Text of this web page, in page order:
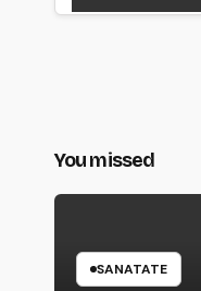
You missed
SANATATE